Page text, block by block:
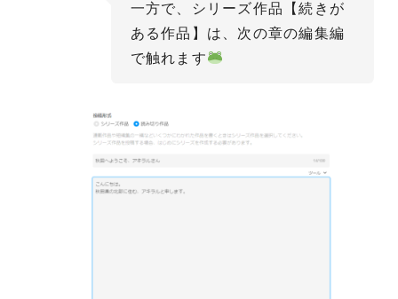
一方で、シリーズ作品【続きが
ある作品】は、次の章の編集編
で触れます